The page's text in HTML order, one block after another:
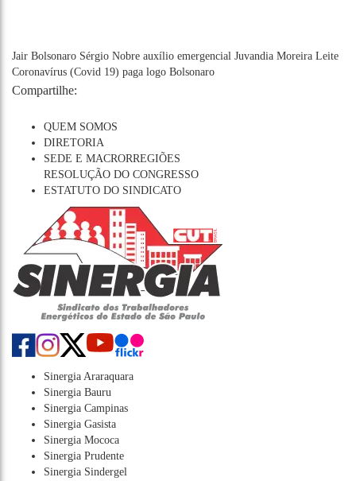
Jair Bolsonaro Sérgio Nobre auxílio emergencial Juvandia Moreira Leite
Coronavírus (Covid 19) paga logo Bolsonaro
Compartilhe:
QUEM SOMOS
DIRETORIA
SEDE E MACRORREGIÕES
RESOLUÇÃO DO CONGRESSO
ESTATUTO DO SINDICATO
Sinergia Araraquara
Sinergia Bauru
Sinergia Campinas
Sinergia Gasista
Sinergia Mococa
Sinergia Prudente
Sinergia Sindergel